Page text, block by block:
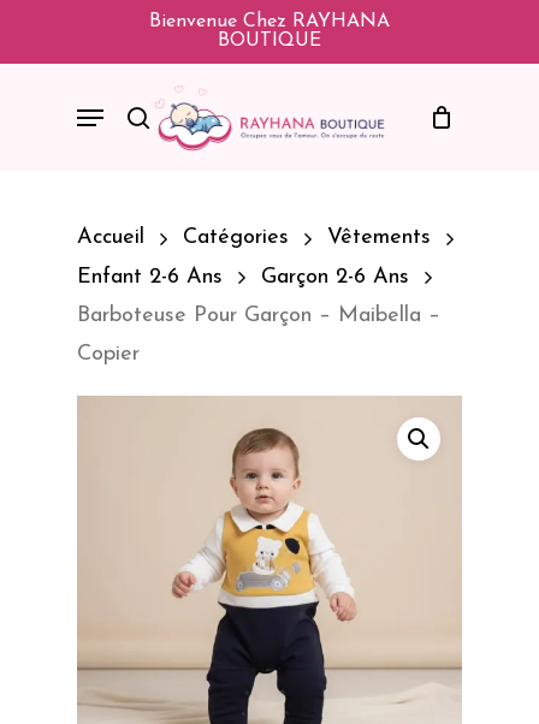
Bienvenue Chez RAYHANA
BOUTIQUE
Search
Menu
Accueil Catégories
Vêtements
Enfant 2-6 Ans
Garçon 2-6 Ans
Barboteuse Pour Garçon – Maibella –
Copier